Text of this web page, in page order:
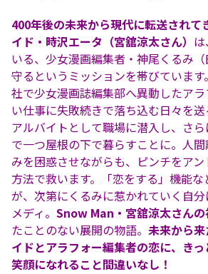
400年後の未来から現代に転送されて
イド・時沢エータ（宮舘涼太さん）
いる、少女漫画編集者・神尾くるみ
守るというミッションを帯びていま
社で少女漫画誌編集部へ異動したア
い仕事に失敗続きで落ち込む日々を
アルバイトとして職場に潜入し、さ
で一つ屋根の下で暮らすことに。人
みを困惑させながらも、ピンチをア
方法で救います。「恋をする」機能
が、次第にくるみに惹かれていく自
メディ。 Snow Man・宮舘涼太さん
たことのない展開の物語。 未来から
イドとアラフォー編集者の恋に、きっ
笑顔になれること間違いなし！